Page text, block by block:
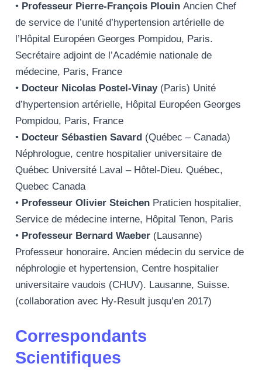
• Professeur Pierre-François PlouinAncien Chef
de service de l’unité d’hypertension artérielle de
l’Hôpital Européen Georges Pompidou, Paris.
Secrétaire adjoint de l’Académie nationale de
médecine, Paris, France
• Docteur Nicolas Postel-Vinay(Paris) Unité
d’hypertension artérielle, Hôpital Européen Georges
Pompidou, Paris, France
• Docteur Sébastien Savard(Québec – Canada)
Néphrologue, centre hospitalier universitaire de
Québec Université Laval – Hôtel-Dieu. Québec,
Quebec Canada
• Professeur Olivier Steichen Praticien hospitalier,
Service de médecine interne, Hôpital Tenon, Paris
• Professeur Bernard Waeber(Lausanne)
Professeur honoraire. Ancien médecin du service de
néphrologie et hypertension, Centre hospitalier
universitaire vaudois (CHUV). Lausanne, Suisse.
(collaboration avec Hy-Result jusqu’en 2017)
Correspondants
Scientifiques